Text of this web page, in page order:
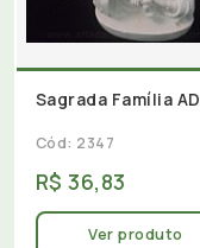
Sagrada Família AD
Cód: 2347
R$ 36,83
Ver produto